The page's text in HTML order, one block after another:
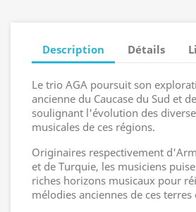
Description Détails
Le trio AGA poursuit son
ancienne du Caucase du Sud et
soulignant l'évolution des
musicales de ces régions.
Originaires respectivement
et de Turquie, les musiciens
riches horizons musicaux pour
mélodies anciennes de ces terres